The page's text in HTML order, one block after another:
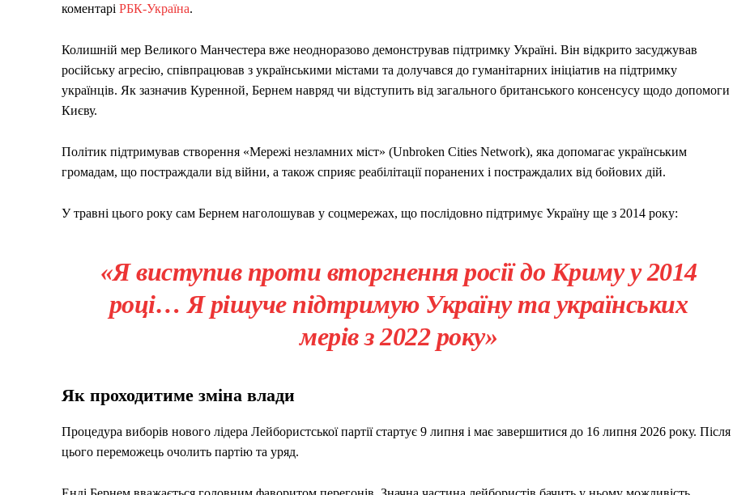
коментарі РБК-Україна.
Колишній мер Великого Манчестера вже неодноразово демонстрував підтримку Україні. Він відкрито засуджував
російську агресію, співпрацював з українськими містами та долучався до гуманітарних ініціатив на підтримку
українців. Як зазначив Куренной, Бернем навряд чи відступить від загального британського консенсусу щодо допомоги
Києву.
Політик підтримував створення «Мережі незламних міст» (Unbroken Cities Network), яка допомагає українським
громадам, що постраждали від війни, а також сприяє реабілітації поранених і постраждалих від бойових дій.
У травні цього року сам Бернем наголошував у соцмережах, що послідовно підтримує Україну ще з 2014 року:
«Я виступив проти вторгнення росії до Криму у 2014
році… Я рішуче підтримую Україну та українських
мерів з 2022 року»
Як проходитиме зміна влади
Процедура виборів нового лідера Лейбористської партії стартує 9 липня і має завершитися до 16 липня 2026 року. Після
цього переможець очолить партію та уряд.